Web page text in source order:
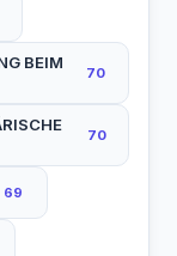
BEIM
70
70
69